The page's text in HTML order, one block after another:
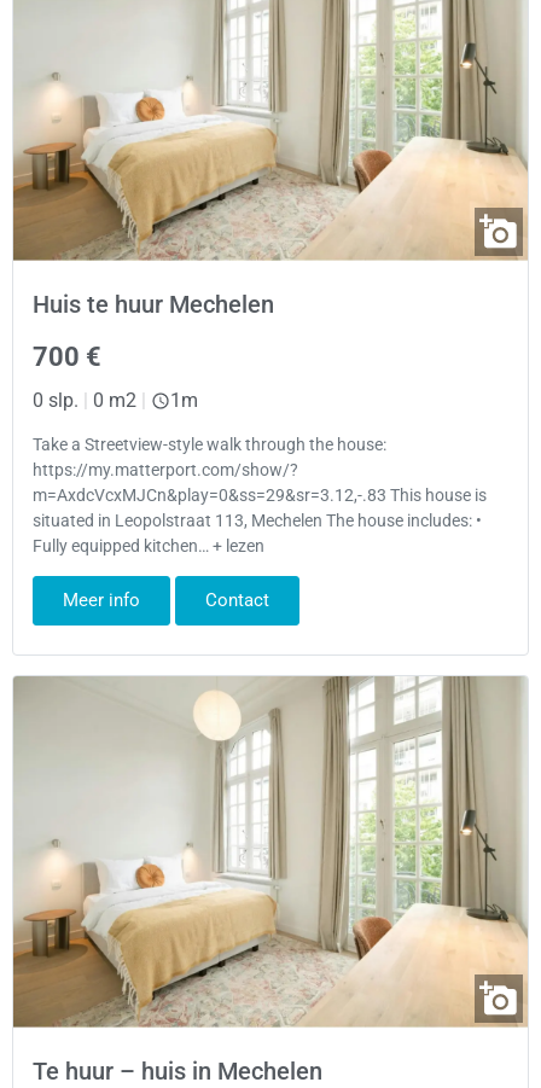
Huis te huur Mechelen
700 €
0 slp. | 0 m2 | 1m
Take a Streetview-style walk through the house:
https://my.matterport.com/show/?
m=AxdcVcxMJCn&play=0&ss=29&sr=3.12,-.83 This house is
situated in Leopolstraat 113, Mechelen The house includes: •
Fully equipped kitchen… + lezen
Meer info Contact
Te huur – huis in Mechelen